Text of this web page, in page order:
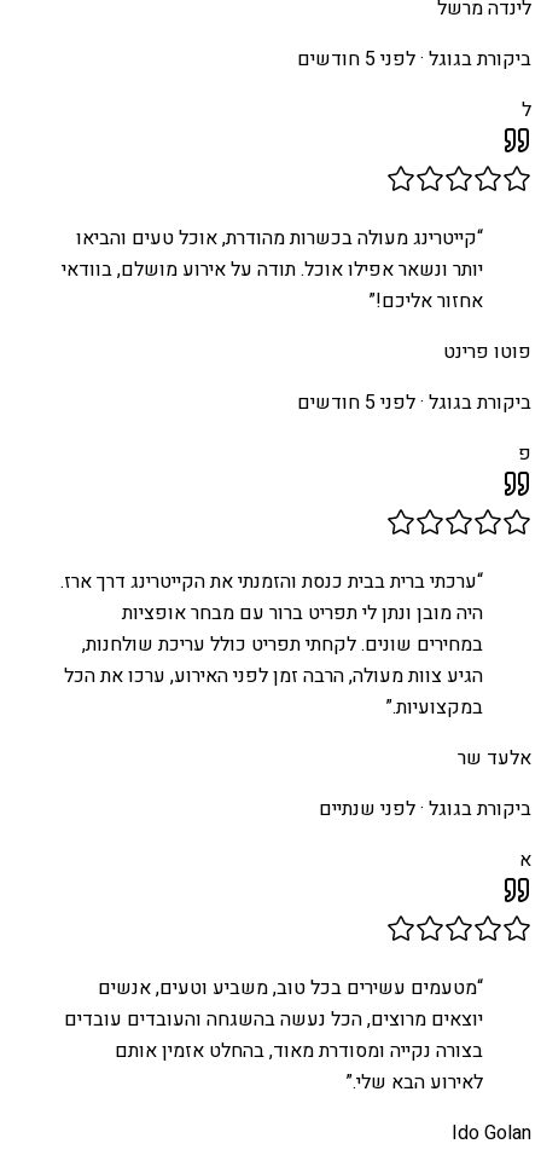
לינדה מרשל
ביקורת בגוגל ·לפני 5 חודשים
ל
“קייטרינג מעולה בכשרות מהודרת, אוכל טעים והביאו
יותר ונשאר אפילו אוכל. תודה על אירוע מושלם, בוודאי
אחזור אליכם!”
פוטו פרינט
ביקורת בגוגל ·לפני 5 חודשים
פ
“ערכתי ברית בבית כנסת והזמנתי את הקייטרינג דרך ארז.
היה מובן ונתן לי תפריט ברור עם מבחר אופציות
במחירים שונים. לקחתי תפריט כולל עריכת שולחנות,
הגיע צוות מעולה, הרבה זמן לפני האירוע, ערכו את הכל
במקצועיות.”
אלעד שר
ביקורת בגוגל ·לפני שנתיים
א
“מטעמים עשירים בכל טוב, משביע וטעים, אנשים
יוצאים מרוצים, הכל נעשה בהשגחה והעובדים עובדים
בצורה נקייה ומסודרת מאוד, בהחלט אזמין אותם
לאירוע הבא שלי.”
Ido Golan